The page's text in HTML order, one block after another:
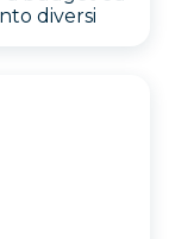
diversi